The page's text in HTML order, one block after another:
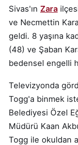
Sivas'ın Zara
ve Necmettin
geldi. 8 yaşına
(48) ve Şaban
bedensel engelli
Televizyonda
Togg'a binmek
Belediyesi Özel
Müdürü Kaan
Togg ile okuldan